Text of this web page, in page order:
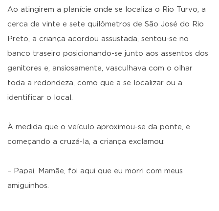
Ao atingirem a planície onde se localiza o Rio Turvo, a
cerca de vinte e sete quilômetros de São José do Rio
Preto, a criança acordou assustada, sentou-se no
banco traseiro posicionando-se junto aos assentos dos
genitores e, ansiosamente, vasculhava com o olhar
toda a redondeza, como que a se localizar ou a
identificar o local.
À medida que o veículo aproximou-se da ponte, e
começando a cruzá-la, a criança exclamou:
– Papai, Mamãe, foi aqui que eu morri com meus
amiguinhos.